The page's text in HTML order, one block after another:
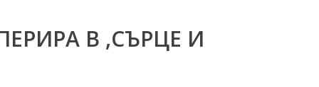
В ,СЪРЦЕ И